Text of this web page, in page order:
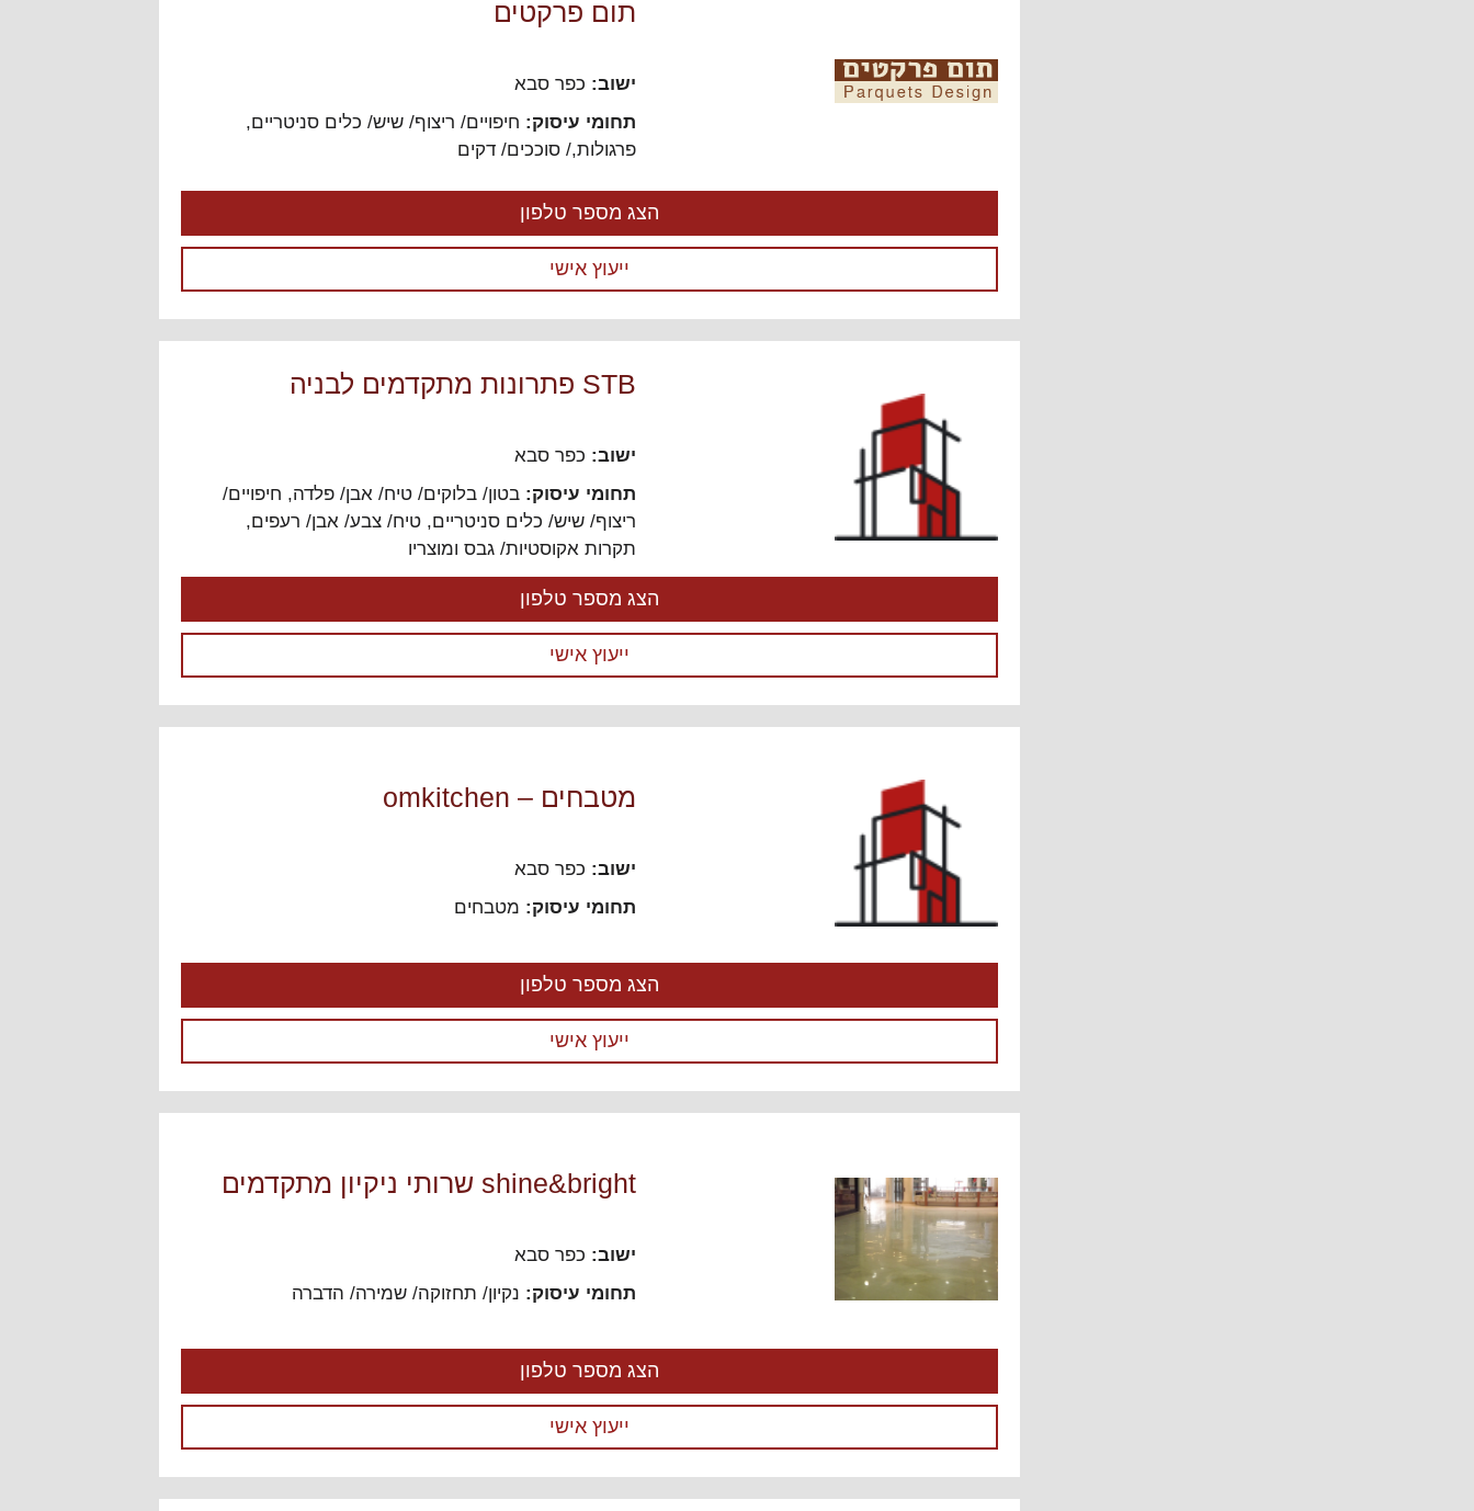
תום פרקטים
ישוב: כפר סבא
תחומי עיסוק: חיפויים/ ריצוף/ שיש/ כלים סניטריים,
פרגולות,/ סוככים/ דקים
הצג מספר טלפון
ייעוץ אישי
STB פתרונות מתקדמים לבניה
ישוב: כפר סבא
תחומי עיסוק:בטון/ בלוקים/ טיח/ אבן/ פלדה, חיפויים/
ריצוף/ שיש/ כלים סניטריים,טיח/ צבע/ אבן/ רעפים,
תקרות אקוסטיות/ גבס ומוצריו
הצג מספר טלפון
ייעוץ אישי
מטבחים – omkitchen
ישוב: כפר סבא
תחומי עיסוק: מטבחים
הצג מספר טלפון
ייעוץ אישי
shine&bright שרותי ניקיון מתקדמים
ישוב: כפר סבא
תחומי עיסוק: נקיון/ תחזוקה/ שמירה/ הדברה
הצג מספר טלפון
ייעוץ אישי